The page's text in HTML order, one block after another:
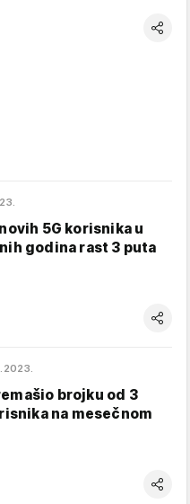
5G korisnika u
godina rast 3 puta
brojku od 3
na mesečnom